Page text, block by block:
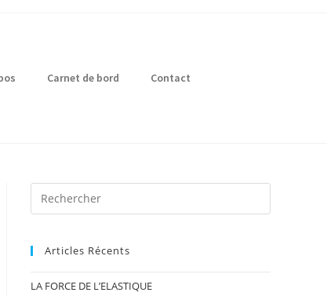
Carnet de bord Contact
Articles Récents
LA FORCE DE L’ELASTIQUE